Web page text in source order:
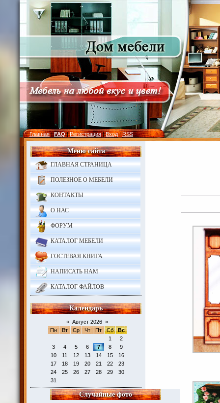
Главная|FAQ|Регистрация|Вход|RSS
Меню сайта
ГЛАВНАЯ СТРАНИЦА
ПОЛЕЗНОЕ О МЕБЕЛИ
КОНТАКТЫ
О НАС
ФОРУМ
КАТАЛОГ МЕБЕЛИ
ГОСТЕВАЯ КНИГА
НАПИСАТЬ НАМ
КАТАЛОГ ФАЙЛОВ
Календарь
« Август 2026 »
Пн
Вт Ср Чт Пт Сб
Вс
1
2
3
4 5 6 7 8
9
10
11 12 13 14 15
16
17
18 19 20 21 22
23
24
25 26 27 28 29
30
31
Случайные фото